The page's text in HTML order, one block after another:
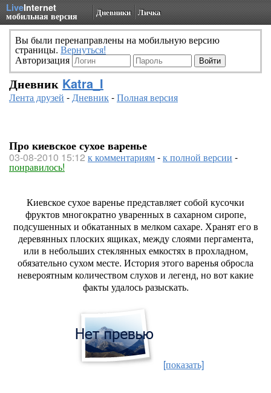
LiveInternet
мобильная версия Дневники Личка
Вы были перенаправлены на мобильную версию
страницы. Вернуться!
Авторизация
Дневник Katra_I
Лента друзей -Дневник-Полная версия
Про киевское сухое варенье
03-08-2010 15:12 к комментариям-к полной версии -
понравилось!
Киевское сухое варенье представляет собой кусочки
фруктов многократно уваренных в сахарном сиропе,
подсушенных и обкатанных в мелком сахаре. Хранят его в
деревянных плоских ящиках, между слоями пергамента,
или в небольших стеклянных емкостях в прохладном,
обязательно сухом месте. История этого варенья обросла
невероятным количеством слухов и легенд, но вот какие
факты удалось разыскать.
[показать]